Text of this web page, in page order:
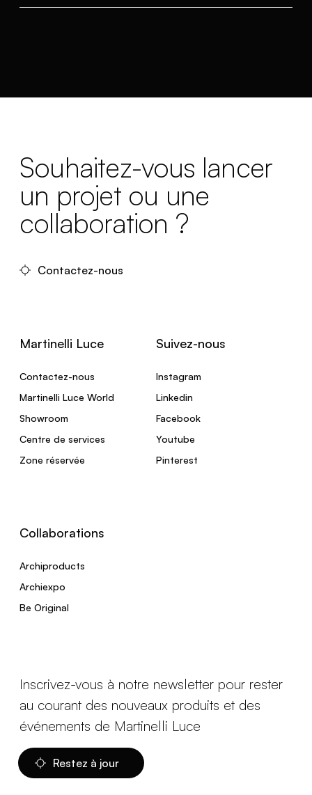
Souhaitez-vous lancer
un projet ou une
collaboration ?
Contactez-nous
Martinelli Luce
Contactez-nous
Martinelli Luce World
Showroom
Centre de services
Zone réservée
Suivez-nous
Instagram
Linkedin
Facebook
Youtube
Pinterest
Collaborations
Archiproducts
Archiexpo
Be Original
Inscrivez-vous à notre newsletter pour rester
au courant des nouveaux produits et des
événements de Martinelli Luce
Restez à jour